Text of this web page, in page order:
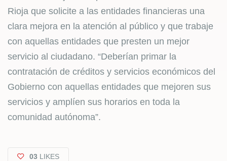
Rioja que solicite a las entidades financieras una
clara mejora en la atención al público y que trabaje
con aquellas entidades que presten un mejor
servicio al ciudadano. “Deberían primar la
contratación de créditos y servicios económicos del
Gobierno con aquellas entidades que mejoren sus
servicios y amplíen sus horarios en toda la
comunidad autónoma”.
03 LIKES